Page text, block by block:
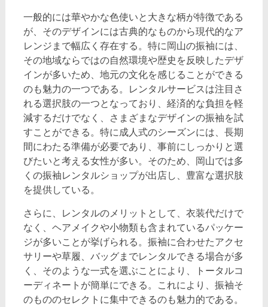
一般的には華やかな色使いと大きな柄が特徴である
が、そのデザインには古典的なものから現代的なア
レンジまで幅広く存在する。特に岡山の振袖には、
その地域ならではの自然環境や歴史を反映したデザ
インが多いため、地元の文化を感じることができる
のも魅力の一つである。レンタルサービスは注目さ
れる選択肢の一つとなっており、経済的な負担を軽
減するだけでなく、さまざまなデザインの振袖を試
すことができる。特に成人式のシーズンには、長期
間にわたる準備が必要であり、事前にしっかりと選
びたいと考える女性が多い。そのため、岡山では多
くの振袖レンタルショップが出店し、豊富な選択肢
を提供している。
さらに、レンタルのメリットとして、衣装代だけで
なく、ヘアメイクや小物類も含まれているパッケー
ジが多いことが挙げられる。振袖に合わせたアクセ
サリーや草履、バッグまでレンタルできる場合が多
く、そのような一式を選ぶことにより、トータルコ
ーディネートが簡単にできる。これにより、振袖そ
のもののセレクトに集中できるのも魅力的である。